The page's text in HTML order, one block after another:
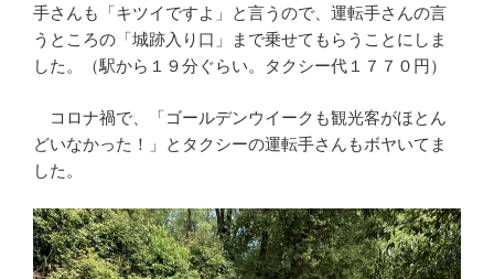
手さんも「キツイですよ」と言うので、運転手さんの言
うところの「城跡入り口」まで乗せてもらうことにしま
した。（駅から１９分ぐらい。タクシー代１７７０円）
コロナ禍で、「ゴールデンウイークも観光客がほとん
どいなかった！」とタクシーの運転手さんもボヤいてま
した。